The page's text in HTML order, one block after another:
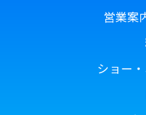
営業案
ショー